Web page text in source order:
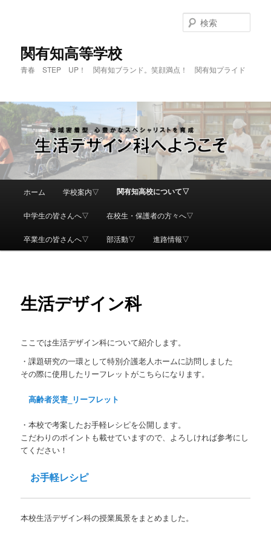
関有知高等学校
青春 STEP UP！ 関有知ブランド。笑顔満点！ 関有知プライド
索
ュ
メ
イ
ン
ン
ン
ツ
へ
移
動
ホーム 学校案内▽ 関有知高校について▽
中学生の皆さんへ▽ 在校生・保護者の方々へ▽
卒業生の皆さんへ▽ 部活動▽ 進路情報▽
生活デザイン科
ここでは生活デザイン科について紹介します。
・課題研究の一環として特別介護老人ホームに訪問しました
その際に使用したリーフレットがこちらになります。
高齢者災害_リーフレット
・本校で考案したお手軽レシピを公開します。
こだわりのポイントも載せていますので、よろしければ参考にし
てください！
お手軽レシピ
本校生活デザイン科の授業風景をまとめました。